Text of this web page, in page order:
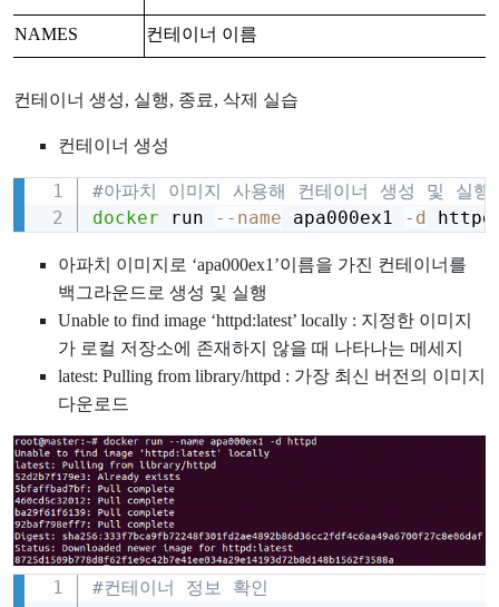
NAMES 컨테이너 이름
컨테이너 생성, 실행, 종료, 삭제 실습
컨테이너 생성
#아파치 이미지 사용해 컨테이너 생성 및 실행
docker run --name apa000ex1 -d httpd
Copy
아파치 이미지로 ‘apa000ex1’이름을 가진 컨테이너를
백그라운드로 생성 및 실행
Unable to find image ‘httpd:latest’ locally : 지정한 이미지
가 로컬 저장소에 존재하지 않을 때 나타나는 메세지
latest: Pulling from library/httpd : 가장 최신 버전의 이미지
다운로드
#컨테이너 정보 확인